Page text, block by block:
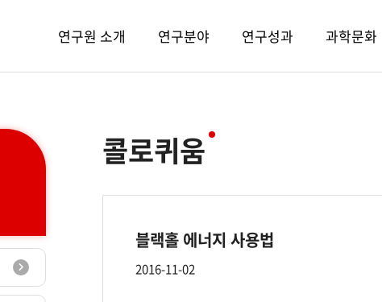
주메뉴연구원 소개 연구분야 연구성과 과학문화
콜로퀴움
블랙홀 에너지 사용법
2016-11-02